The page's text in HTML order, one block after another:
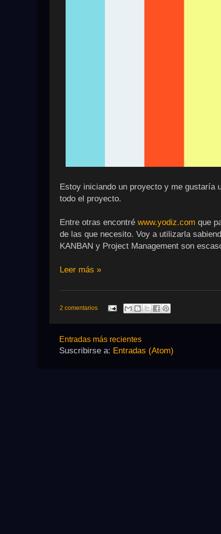
Estoy iniciando un proyecto y me gustaría
todo el proyecto.
Entre otras encontré www.yodiz.com que
de las que necesito. Voy a utilizarla
KANBAN y Project Management son
Leer más »
2 comentarios
Entradas más recientes
Suscribirse a: Entradas (Atom)